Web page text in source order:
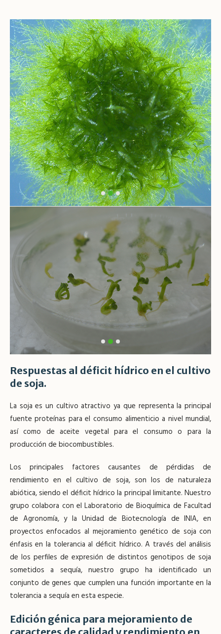
Respuestas al déficit hídrico en el cultivo
de soja.
La soja es un cultivo atractivo ya que representa la principal
fuente proteínas para el consumo alimenticio a nivel mundial,
así como de aceite vegetal para el consumo o para la
producción de biocombustibles.
Los principales factores causantes de pérdidas de
rendimiento en el cultivo de soja, son los de naturaleza
abiótica, siendo el déficit hídrico la principal limitante. Nuestro
grupo colabora con el Laboratorio de Bioquímica de Facultad
de Agronomía, y la Unidad de Biotecnología de INIA, en
proyectos enfocados al mejoramiento genético de soja con
énfasis en la tolerancia al déficit hídrico. A través del análisis
de los perfiles de expresión de distintos genotipos de soja
sometidos a sequía, nuestro grupo ha identificado un
conjunto de genes que cumplen una función importante en la
tolerancia a sequía en esta especie.
Edición génica para mejoramiento de